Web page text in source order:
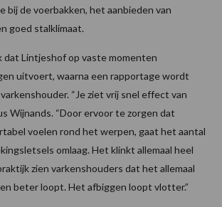
bij de voerbakken, het aanbieden van
goed stalklimaat.
dat Lintjeshof op vaste momenten
uitvoert, waarna een rapportage wordt
“Je ziet vrij snel effect van
Wijnands. “Door ervoor te zorgen dat
voelen rond het werpen, gaat het aantal
omlaag. Het klinkt allemaal heel
zien varkenshouders dat het allemaal
beter loopt. Het afbiggen loopt vlotter.”